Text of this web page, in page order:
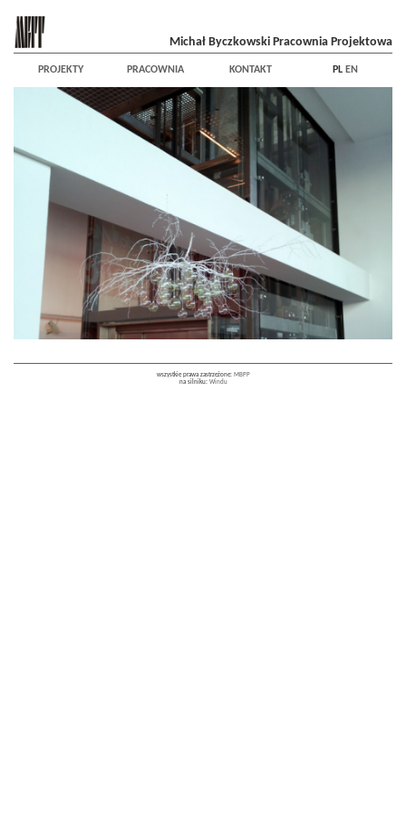
Michał Byczkowski Pracownia Projektowa
PROJEKTY PRACOWNIA KONTAKT PL EN
wszystkie prawa zastrzeżone: MBPP
na silniku: Windu